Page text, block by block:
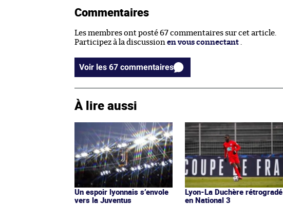
Commentaires
Les membres ont posté 67 commentaires sur cet article.
Participez à la discussion en vous connectant .
Voir les 67 commentaires
À lire aussi
Un espoir lyonnais s’envole
vers la Juventus
Lyon-La Duchère rétrogradé
en National 3